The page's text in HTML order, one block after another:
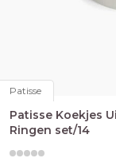
Patisse
Patisse Koekjes
Ringen set/14